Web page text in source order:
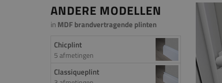
ANDERE MODELLEN
in MDF brandvertragende plinten
Chicplint
5 afmetingen
Classiqueplint